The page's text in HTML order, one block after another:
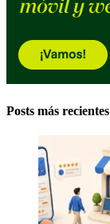
Posts más recientes